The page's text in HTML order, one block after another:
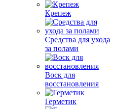
Крепеж
Средства для ухода
за полами
Воск для
восстановления
Герметик